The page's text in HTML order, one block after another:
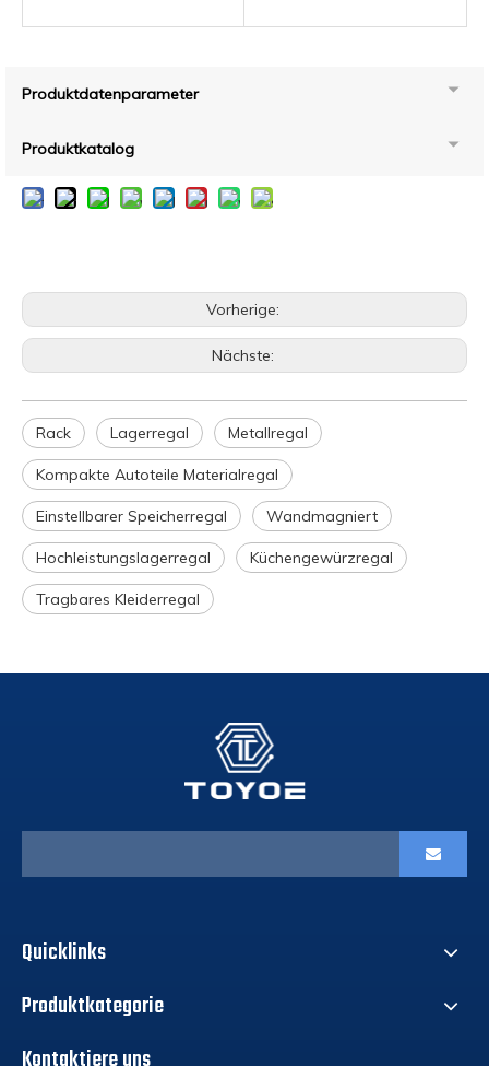
Produktdatenparameter
Produktkatalog
Vorherige:
Nächste:
Rack Lagerregal Metallregal
Kompakte Autoteile Materialregal
Einstellbarer Speicherregal Wandmagniert
Hochleistungslagerregal Küchengewürzregal
Tragbares Kleiderregal
Quicklinks
Produktkategorie